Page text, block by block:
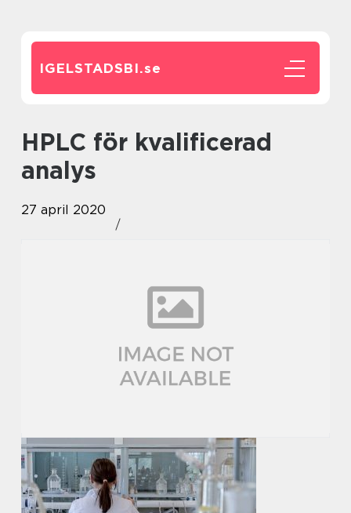
IGELSTADSBI.se
HPLC för kvalificerad
analys
27 april 2020